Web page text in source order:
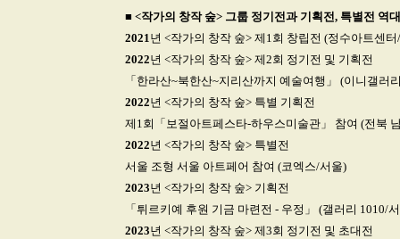
■ <작가의 창작 숲> 그룹 정기전과 기획전, 특별전 역
2021년 <작가의 창작 숲> 제1회 창립전 (정수아트센
2022년 <작가의 창작 숲> 제2회 정기전 및 기획전
「한라산~북한산~지리산까지 예술여행」 (이니갤
2022년 <작가의 창작 숲> 특별 기획전
제1회「보절아트페스타-하우스미술관」 참여 (전북
2022년 <작가의 창작 숲> 특별전
서울 조형 서울 아트페어 참여 (코엑스/서울)
2023년 <작가의 창작 숲> 기획전
「튀르키예 후원 기금 마련전 - 우정」 (갤러리 1010/
2023년 <작가의 창작 숲> 제3회 정기전 및 초대전